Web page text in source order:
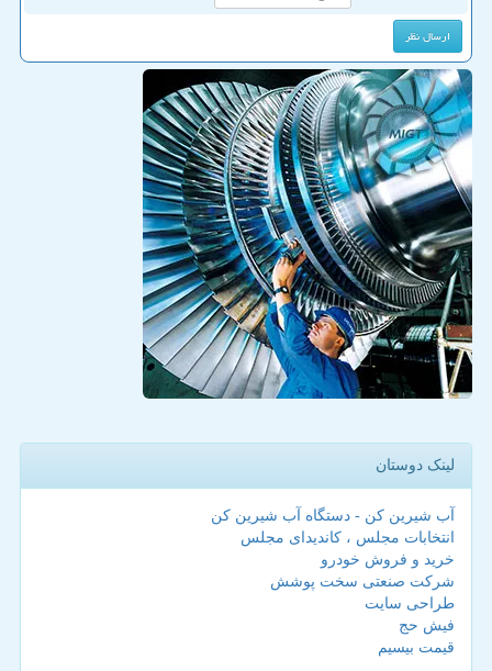
لینک دوستان
آب شیرین کن - دستگاه آب شیرین کن
انتخابات مجلس ، کاندیدای مجلس
خرید و فروش خودرو
شرکت صنعتی سخت پوشش
طراحی سایت
فیش حج
قیمت بیسیم